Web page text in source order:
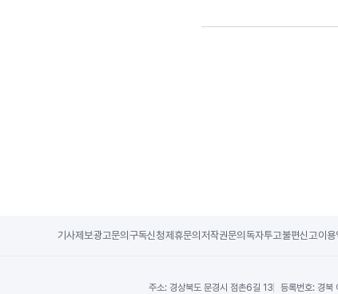
기사제보광고문의 구독신청제휴문의 저작권문의 독자투고불편신고이
주소: 경상북도 문경시 점촌6길 13 등록번호: 경북